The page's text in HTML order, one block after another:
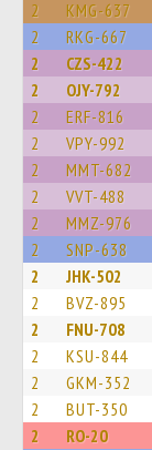
2 KMG-637
2 RKG-667
2 CZS-422
2 OJY-792
2 ERF-816
2 VPY-992
2 MMT-682
2 VVT-488
2 MMZ-976
2 SNP-638
2 JHK-502
2 BVZ-895
2 FNU-708
2 KSU-844
2 GKM-352
2 BUT-350
2 RO-20